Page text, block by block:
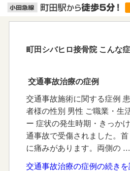
町田シバヒロ接骨院 こんな
交通事故治療の症例
交通事故施術に関する症例
者様の性別 男性 ご職業・生
ー 症状の発生時期・きっか
通事故で受傷されました。
に痛みがあります。両側の …
交通事故治療の症例の続きを